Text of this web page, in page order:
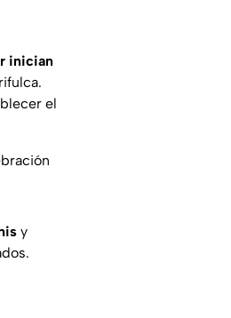
inician
el
y